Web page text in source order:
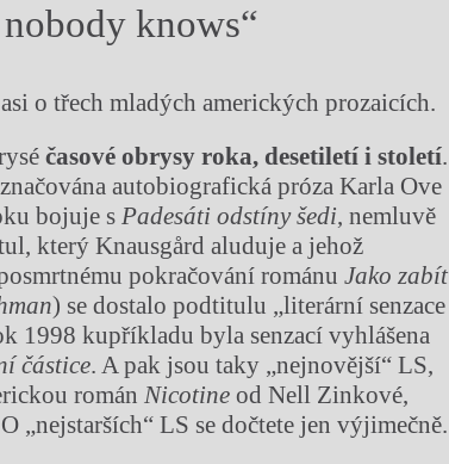
knows“
o třech mladých amerických prozaicích.
časové obrysy roka, desetiletí i století.
autobiografická próza Karla Ove
bojuje s Padesáti odstínyšedi, nemluvě
který Knausgård aluduje a jehož
pokračování románuJako zabít
) se dostalo podtitulu „literární senzace
1998 kupříkladu byla senzací vyhlášena
í částice. A pak jsou taky „nejnovější“ LS,
román Nicotine od Nell Zinkové,
„nejstarších“ LS se dočtete jen výjimečně.